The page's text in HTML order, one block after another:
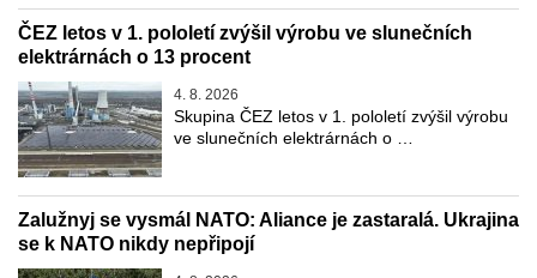
ČEZ letos v 1. pololetí zvýšil výrobu ve slunečních
elektrárnách o 13 procent
4. 8. 2026
Skupina ČEZ letos v 1. pololetí zvýšil výrobu
ve slunečních elektrárnách o …
Zalužnyj se vysmál NATO: Aliance je zastaralá. Ukrajina
se k NATO nikdy nepřipojí